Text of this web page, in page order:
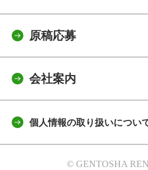
原稿応募
会社案内
個人情報の取り扱いについ
© GENTOSHA